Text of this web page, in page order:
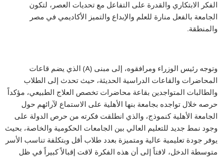
الفكر الابتكاري والقدرة على التفاعل مع تحديات العصر، لتكون
الجامعة بالفعل منارة للعلم والإبداع والتميز الأكاديمي في مصر
والمنطقة.
وتوجه رئيس الوزراء ومرافقوه، إلى مبنى (A) الذي يضم قاعات
المحاضرات والقاعات الدراسية الحديثة، حيث تحدث إلى الطلاب
والطالبات المتواجدين بقاعة محاضرات تخصص العلاج الطبيعي، مؤكداً
حرصه خلال تواجده بجامعة بنها الأهلية على الاستماع لآرائهم حول
الجامعة الأهلية كنموذج، والذي انطلقت فكرته من حرص الدولة على
وجود نمط جديد للتعليم العالي بين الجامعات الحكومية والخاصة، بحيث
يوفر جودة تعليمية عالية ومتميزة بعدد طلاب أقل وبتكلفة تناسب الأسر
متوسطة الدخل، لافتاً إلى أن هذه الفكرة لاقت إقبالاً كبيراً في ظل